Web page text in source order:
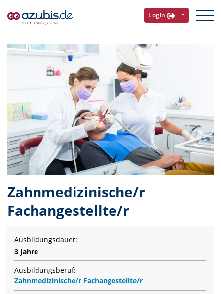
Login
Zahnmedizinische/r
Fachangestellte/r
Ausbildungsdauer:
3 Jahre
Ausbildungsberuf:
Zahnmedizinische/r Fachangestellte/r